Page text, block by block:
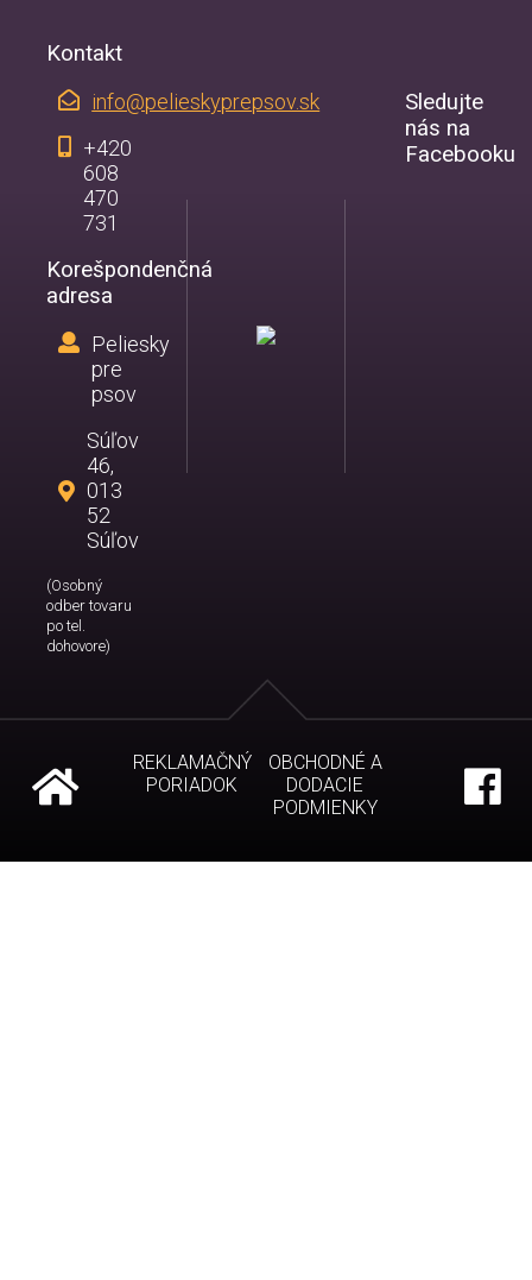
Kontakt
info@pelieskyprepsov.sk
+420
608
470
731
Korešpondenčná
adresa
Peliesky
pre
psov
Súľov
46,
013
52
Súľov
(Osobný
odber tovaru
po tel.
dohovore)
Sledujte
nás na
Facebooku
REKLAMAČNÝ
PORIADOK
OBCHODNÉ A
DODACIE
PODMIENKY